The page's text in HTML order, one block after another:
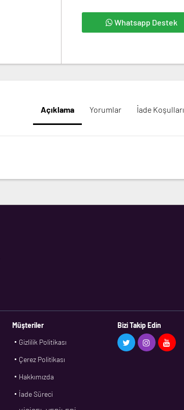
Whatsapp Destek
Açıklama Yorumlar İade Koşulları
Müşteriler
Gizlilik Politikası
Çerez Politikası
Hakkımızda
İade Süreci
Bizi Takip Edin